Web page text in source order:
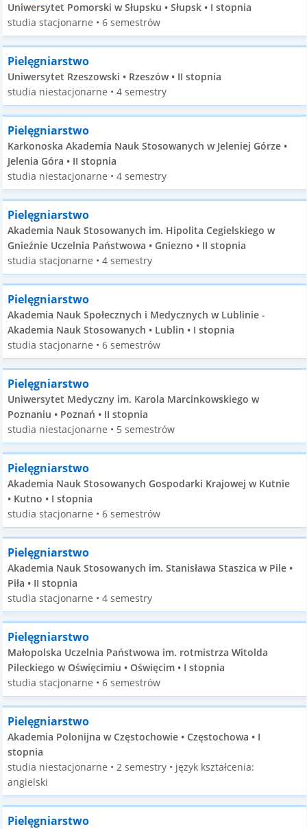
Uniwersytet Pomorski w Słupsku • Słupsk • I stopnia
studia stacjonarne • 6 semestrów
Pielęgniarstwo
Uniwersytet Rzeszowski • Rzeszów • II stopnia
studia niestacjonarne • 4 semestry
Pielęgniarstwo
Karkonoska Akademia Nauk Stosowanych w Jeleniej Górze •
Jelenia Góra • II stopnia
studia niestacjonarne • 4 semestry
Pielęgniarstwo
Akademia Nauk Stosowanych im. Hipolita Cegielskiego w
Gnieźnie Uczelnia Państwowa • Gniezno • II stopnia
studia stacjonarne • 4 semestry
Pielęgniarstwo
Akademia Nauk Społecznych i Medycznych w Lublinie -
Akademia Nauk Stosowanych • Lublin • I stopnia
studia stacjonarne • 6 semestrów
Pielęgniarstwo
Uniwersytet Medyczny im. Karola Marcinkowskiego w
Poznaniu • Poznań • II stopnia
studia niestacjonarne • 5 semestrów
Pielęgniarstwo
Akademia Nauk Stosowanych Gospodarki Krajowej w Kutnie
• Kutno • I stopnia
studia stacjonarne • 6 semestrów
Pielęgniarstwo
Akademia Nauk Stosowanych im. Stanisława Staszica w Pile •
Piła • II stopnia
studia stacjonarne • 4 semestry
Pielęgniarstwo
Małopolska Uczelnia Państwowa im. rotmistrza Witolda
Pileckiego w Oświęcimiu • Oświęcim • I stopnia
studia stacjonarne • 6 semestrów
Pielęgniarstwo
Akademia Polonijna w Częstochowie • Częstochowa • I
stopnia
studia niestacjonarne • 2 semestry • język kształcenia:
angielski
Pielęgniarstwo